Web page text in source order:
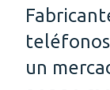
un